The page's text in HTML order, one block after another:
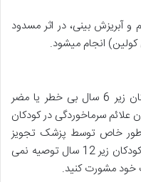
آبریزش بینی، در اثر مسدود
انجام میشود.
داروهای سرفه و سرماخوردگی برای کودکان زیر 6 سال بی خطر یا مضر
علائم سرماخوردگی در کودکان
به طور خاص توسط پزشک تجویز
شده باشد. همچنین برخی از داروها برای کودکان زیر 12 سال توصیه نمی
خود مشورت کنید.